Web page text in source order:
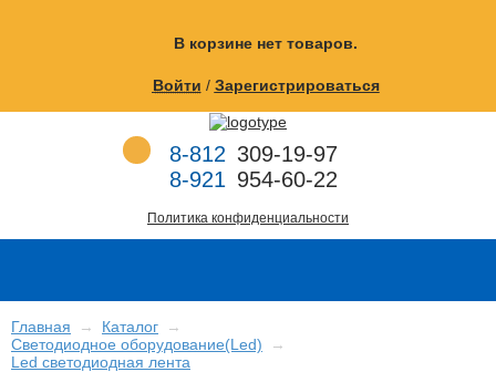
В корзине нет товаров.
Войти / Зарегистрироваться
8-812 309-19-97
8-921 954-60-22
Политика конфиденциальности
Главная → Каталог →
Светодиодное оборудование(Led) →
Led cветодиодная лента